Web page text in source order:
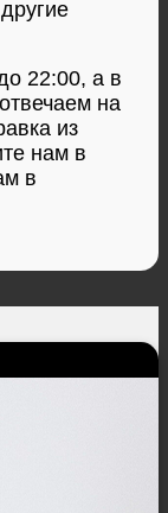
22:00, а в
на
из
нам в
в